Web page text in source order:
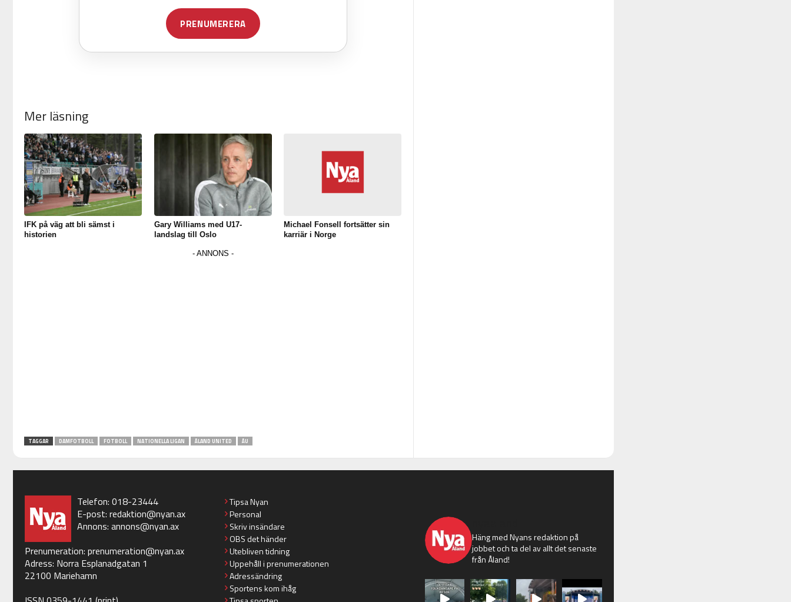
Mer läsning
IFK på väg att bli sämst i
historien
Gary Williams med U17-
landslag till Oslo
Michael Fonsell fortsätter sin
karriär i Norge
TAGGAR DAMFOTBOLL FOTBOLL NATIONELLA LIGAN ÅLAND UNITED ÅU
Telefon: 018-23444
E-post: redaktion@nyan.ax
Annons: annons@nyan.ax
Prenumeration: prenumeration@nyan.ax
Adress: Norra Esplanadgatan 1
22100 Mariehamn
Tipsa Nyan
Personal
Skriv insändare
OBS det händer
Utebliven tidning
Uppehåll i prenumerationen
Adressändring
Sportens kom ihåg
Häng med Nyans redaktion på
jobbet och ta del av allt det senaste
från Åland!